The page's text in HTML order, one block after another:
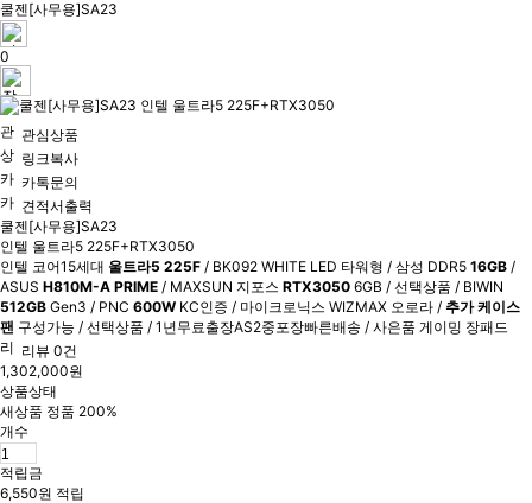
쿨젠[사무용]SA23
0
관심상품
링크복사
카톡문의
견적서출력
쿨젠[사무용]SA23
인텔 울트라5 225F+RTX3050
인텔 코어15세대 울트라5 225F / BK092 WHITE LED 타워형 / 삼성 DDR5 16GB /
ASUS H810M-A PRIME / MAXSUN 지포스 RTX3050 6GB / 선택상품 / BIWIN
512GB Gen3 / PNC 600W KC인증 / 마이크로닉스 WIZMAX 오로라 / 추가 케이스
팬 구성가능 / 선택상품 / 1년무료출장AS2중포장빠른배송 / 사은품 게이밍 장패드
리뷰 0건
1,302,000원
상품상태
새상품 정품 200%
개수
적립금
6,550원 적립